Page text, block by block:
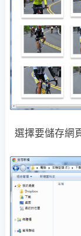
選擇要儲存網